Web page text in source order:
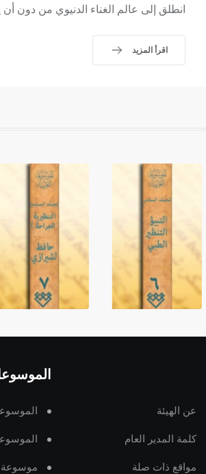
انطلق إلى عالم الغناء الدنيوي من دون أن
اقرأ المزيد
عن الهيئة
كلمة المدير العام
مواقع ذات صلة موسوعة